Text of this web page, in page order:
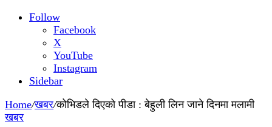
Follow
Facebook
X
YouTube
Instagram
Sidebar
Home/खबर/कोभिडले दिएको पीडा : बेहुली लिन जाने दिनमा मलामी
खबर